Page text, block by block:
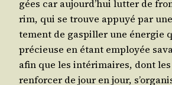
gées car aujourd’­hui lut­ter de
rim, qui se trouve appuyé par
te­ment de gas­piller une éner­gie
pré­cieuse en étant employée
afin que les inté­ri­maires, dont
ren­for­cer de jour en jour,